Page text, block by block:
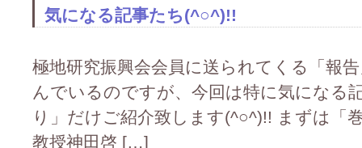
気になる記事たち(^○^)!!
極地研究振興会会員に送られてくる「報
んでいるのですが、今回は特に気になる
り」だけご紹介致します(^○^)!! まずは「
教授神田啓 […]